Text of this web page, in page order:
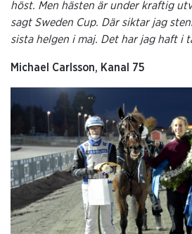
höst. Men hästen är under kraftig
sagt Sweden Cup. Där siktar jag
sista helgen i maj. Det har jag haft i
Michael Carlsson, Kanal 75